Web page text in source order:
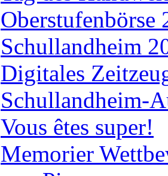
Oberstufenbörse
Schullandheim
Digitales
Schullandheim-
Vous êtes super!
Memorier